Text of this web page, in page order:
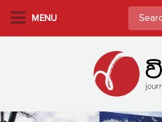
m
MENU
Search
for: